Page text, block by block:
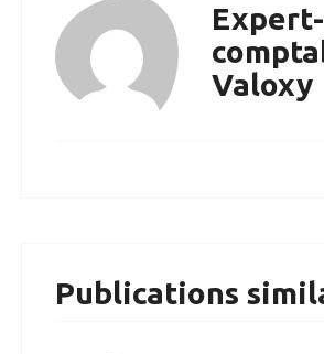
Expert-
Valoxy
Publications